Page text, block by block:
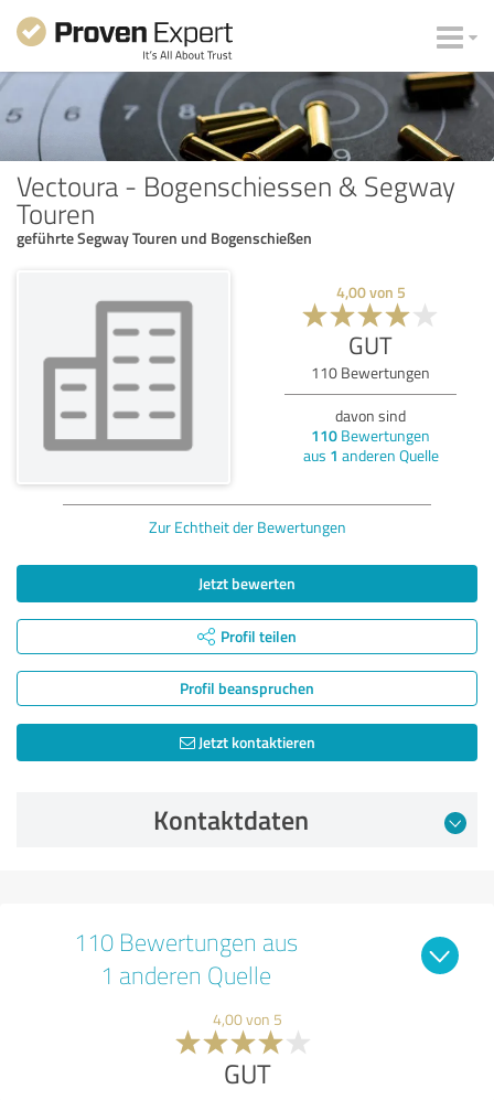
Vectoura - Bogenschiessen & Segway
Touren
geführte Segway Touren und Bogenschießen
4,00von 5
GUT
110 Bewertungen
davon sind
110 Bewertungen
aus 1 anderen Quelle
Zur Echtheit der Bewertungen
Jetzt bewerten
Profil teilen
Profil beanspruchen
Jetzt kontaktieren
Kontaktdaten
110 Bewertungen aus
1 anderen Quelle
4,00 von 5
GUT